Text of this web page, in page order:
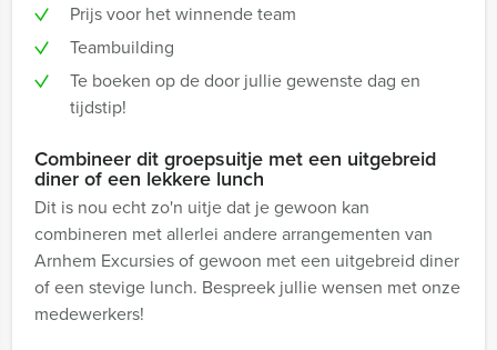
Prijs voor het winnende team
Teambuilding
Te boeken op de door jullie gewenste dag en
tijdstip!
Combineer dit groepsuitje met een uitgebreid
diner of een lekkere lunch
Dit is nou echt zo'n uitje dat je gewoon kan
combineren met allerlei andere arrangementen van
Arnhem Excursies of gewoon met een uitgebreid diner
of een stevige lunch. Bespreek jullie wensen met onze
medewerkers!